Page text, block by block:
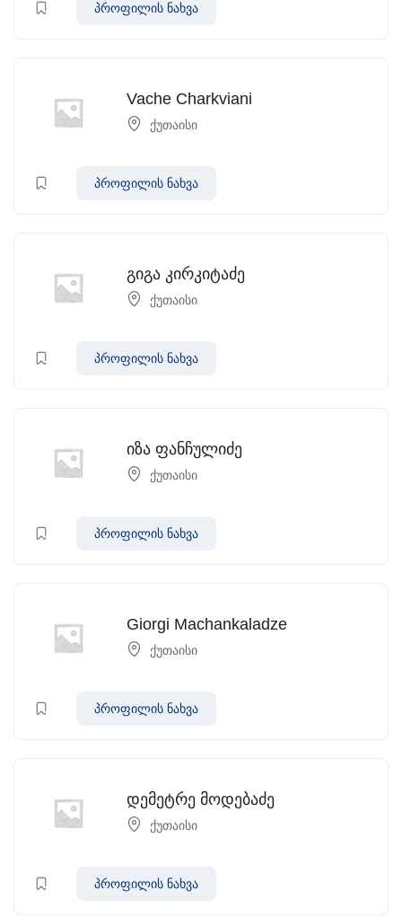
პროფილის ნახვა
Vache Charkviani
ქუთაისი
პროფილის ნახვა
გიგა კირკიტაძე
ქუთაისი
პროფილის ნახვა
იზა ფანჩულიძე
ქუთაისი
პროფილის ნახვა
Giorgi Machankaladze
ქუთაისი
პროფილის ნახვა
დემეტრე მოდებაძე
ქუთაისი
პროფილის ნახვა